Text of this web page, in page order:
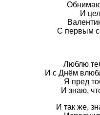
И
С первым
Люблю
И с Днём
Я пред
И знаю,
И так же,